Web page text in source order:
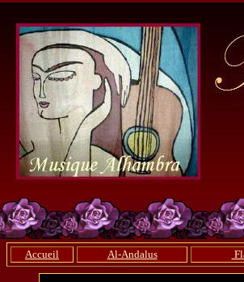
Accueil Al-Andalus